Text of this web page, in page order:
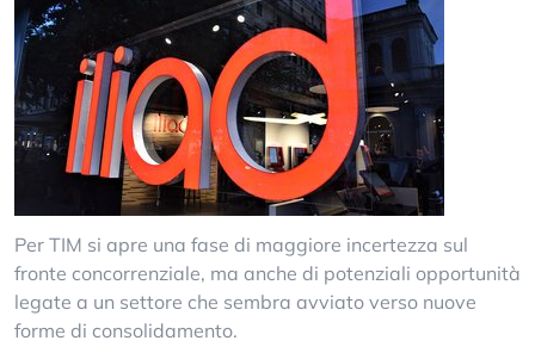
Per TIM si apre una fase di maggiore incertezza sul
fronte concorrenziale, ma anche di potenziali opportunità
legate a un settore che sembra avviato verso nuove
forme di consolidamento.